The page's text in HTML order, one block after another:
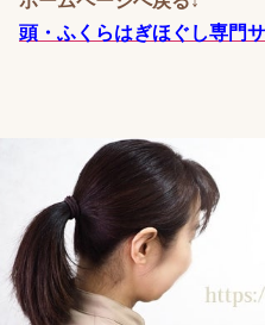
頭・ふくらはぎほぐし専門